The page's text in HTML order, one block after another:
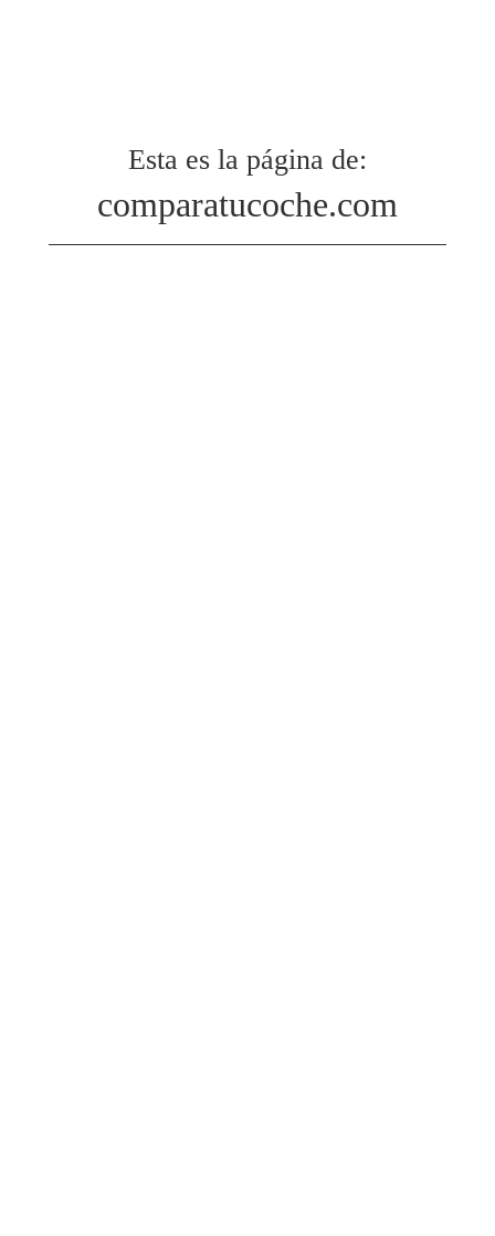
Esta es la página de:
comparatucoche.com